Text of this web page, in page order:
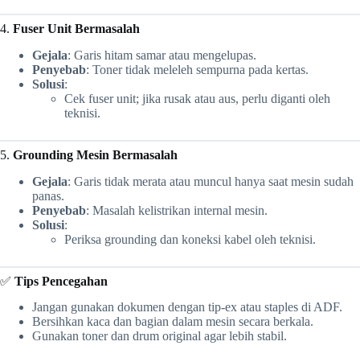
4. Fuser Unit Bermasalah
Gejala: Garis hitam samar atau mengelupas.
Penyebab: Toner tidak meleleh sempurna pada kertas.
Solusi:
Cek fuser unit; jika rusak atau aus, perlu diganti oleh
teknisi.
5. Grounding Mesin Bermasalah
Gejala: Garis tidak merata atau muncul hanya saat mesin sudah
panas.
Penyebab: Masalah kelistrikan internal mesin.
Solusi:
Periksa grounding dan koneksi kabel oleh teknisi.
✅ Tips Pencegahan
Jangan gunakan dokumen dengan tip-ex atau staples di ADF.
Bersihkan kaca dan bagian dalam mesin secara berkala.
Gunakan toner dan drum original agar lebih stabil.